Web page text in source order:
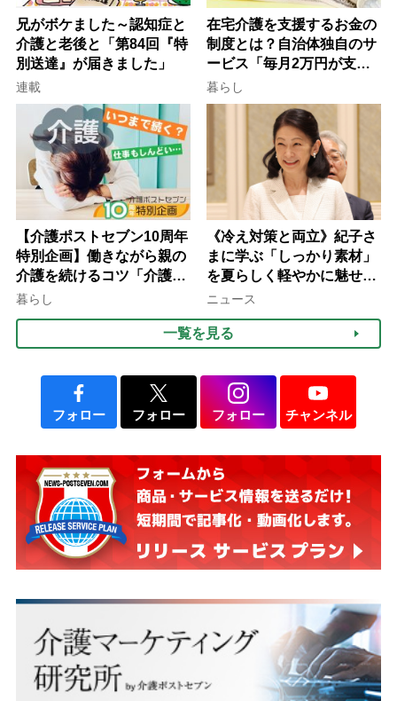
兄がボケました～認知症と
介護と老後と「第84回『特
別送達』が届きました」
連載
在宅介護を支援するお金の
制度とは？自治体独自のサ
ービス「毎月2万円が支給
される」ケースも【FP解
説】
暮らし
【介護ポストセブン10周年
特別企画】働きながら親の
介護を続けるコツ「介護は
10年以上続くことも…3つ
みよう」【社会福祉士解
説】
暮らし
《冷え対策と両立》紀子さ
まに学ぶ「しっかり素材」
を夏らしく軽やかに魅せる
3つの着こなし法則
ニュース
一覧を見る
フォロー フォロー フォロー チャンネル